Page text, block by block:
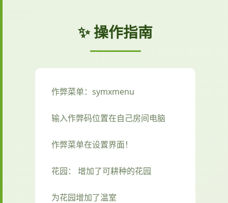
✨ 操作指南
作弊菜单：symxmenu
输入作弊码位置在自己房间电脑
作弊菜单在设置界面！
花园： 增加了可耕种的花园
为花园增加了温室